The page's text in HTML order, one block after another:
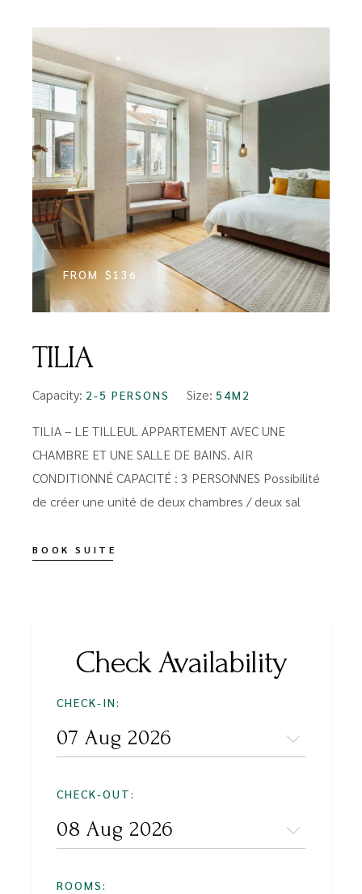
FROM $136
TILIA
Capacity: 2-5 PERSONS Size: 54M2
TILIA – LE TILLEUL APPARTEMENT AVEC UNE
CHAMBRE ET UNE SALLE DE BAINS. AIR
CONDITIONNÉ CAPACITÉ : 3 PERSONNES Possibilité
de créer une unité de deux chambres / deux sal
BOOK SUITE
Check Availability
CHECK-IN:
CHECK-OUT:
ROOMS: